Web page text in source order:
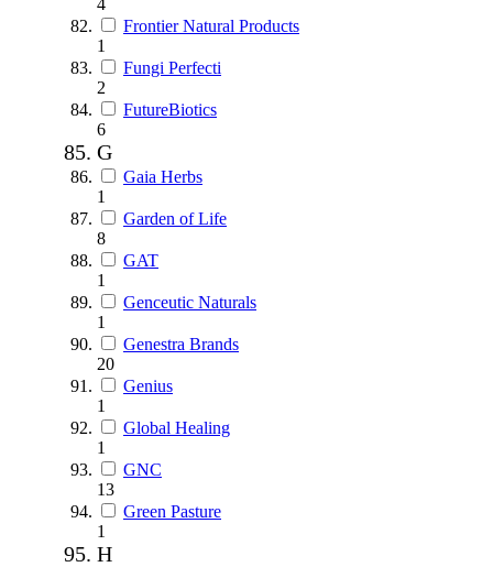
Frontier Natural Products
1
Fungi Perfecti
2
FutureBiotics
6
G
Gaia Herbs
1
Garden of Life
8
GAT
1
Genceutic Naturals
1
Genestra Brands
20
Genius
1
Global Healing
1
GNC
13
Green Pasture
1
H